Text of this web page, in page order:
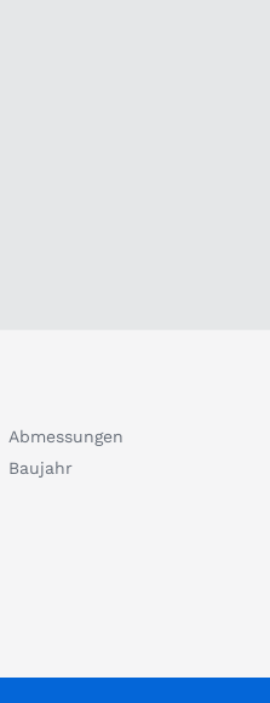
Abmessungen
Baujahr